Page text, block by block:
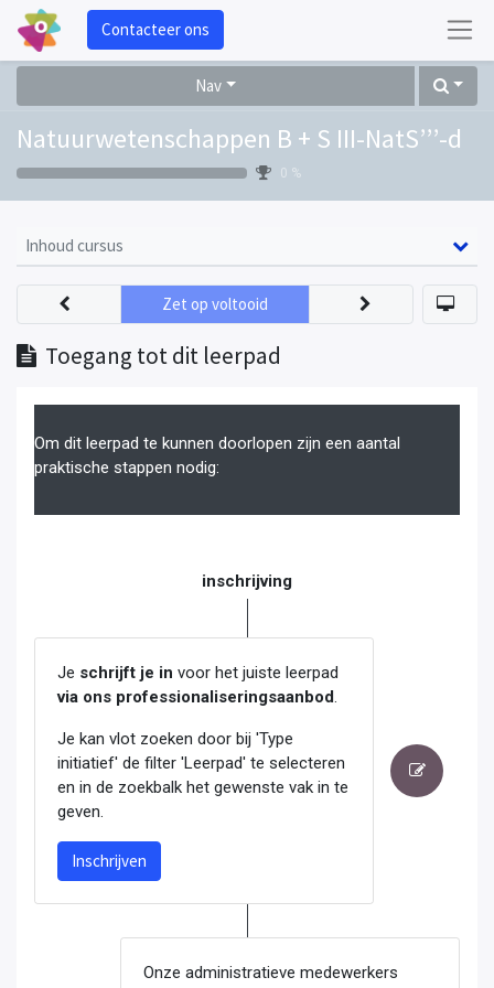
Contacteer ons
Nav
Natuurwetenschappen B + S III-NatS’’’-d
0 %
Inhoud cursus
Toegang tot dit leerpad
Zet op voltooid
Om dit leerpad te kunnen doorlopen zijn een aantal
praktische stappen nodig:
inschrijving
Je schrijft je in voor het juiste leerpad
via ons professionaliseringsaanbod
Je kan vlot zoeken door bij 'Type
initiatief' de filter 'Leerpad' te selecteren
en in de zoekbalk het gewenste vak in te
geven.
Inschrijven
Onze administratieve medewerkers